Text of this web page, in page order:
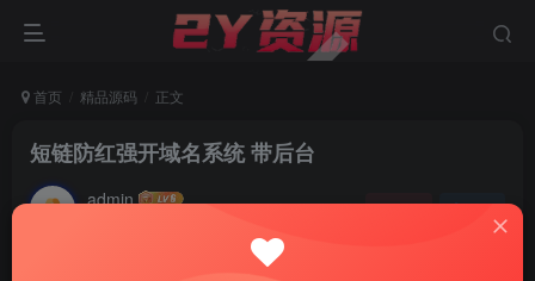
首页 精品源码 正文
短链防红强开域名系统 带后台
admin 关注 私信